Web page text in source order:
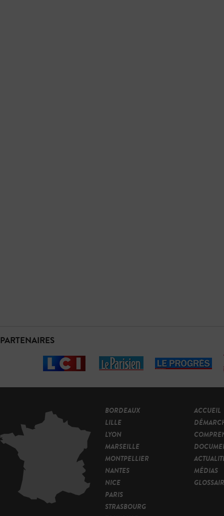
PARTENAIRES
BORDEAUX
LILLE
LYON
MARSEILLE
MONTPELLIER
NANTES
NICE
PARIS
STRASBOURG
ACCUEIL
MÉDIAS